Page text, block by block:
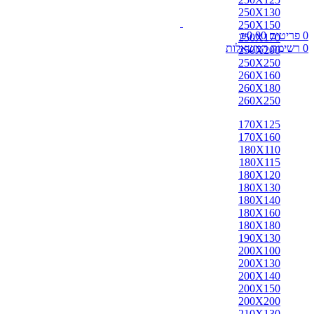
0 פריטים ₪0.00
0 רשימת המשאלות
250X130
250X150
250X170
250X200
250X250
260X160
260X180
260X250
170X125
170X160
180X110
180X115
180X120
180X130
180X140
180X160
180X180
190X130
200X100
200X130
200X140
200X150
200X200